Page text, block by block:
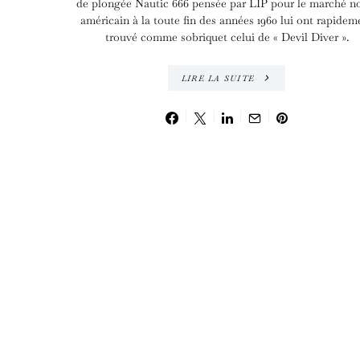
de plongée Nautic 666 pensée par LIP pour le marché
américain à la toute fin des années 1960 lui ont
trouvé comme sobriquet celui de « Devil Diver ».
LIRE LA SUITE